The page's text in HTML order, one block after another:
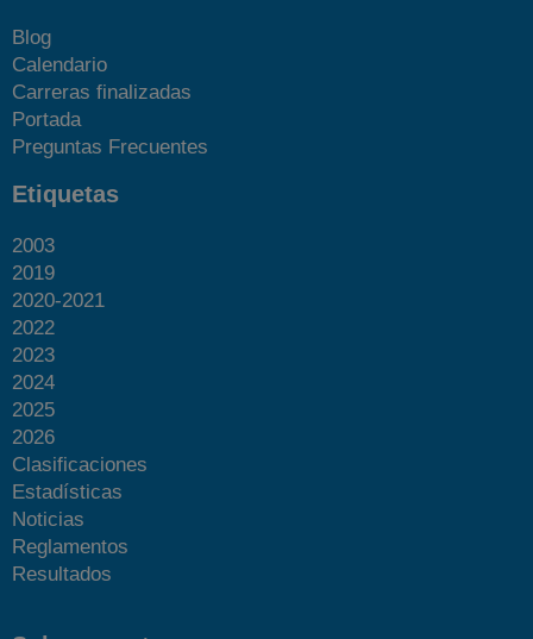
Blog
Calendario
Carreras finalizadas
Portada
Preguntas Frecuentes
Etiquetas
2003
2019
2020-2021
2022
2023
2024
2025
2026
Clasificaciones
Estadísticas
Noticias
Reglamentos
Resultados